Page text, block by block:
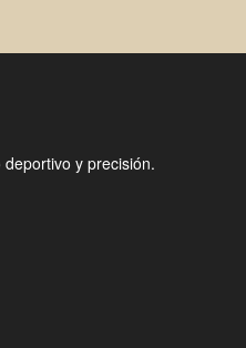
y precisión.